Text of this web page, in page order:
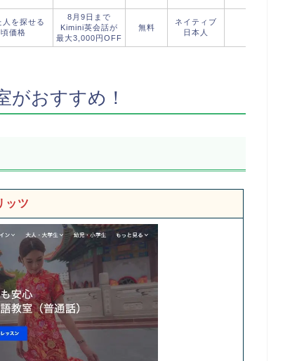
を探せる
価格
8月9日まで
Kimini英会話が
最大3,000円OFF
無料
ネイティブ
日本人
がおすすめ！
ッツ